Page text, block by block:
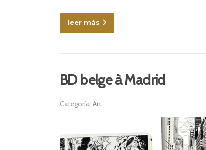
leer más
BD belge à Madrid
Categoría: Art